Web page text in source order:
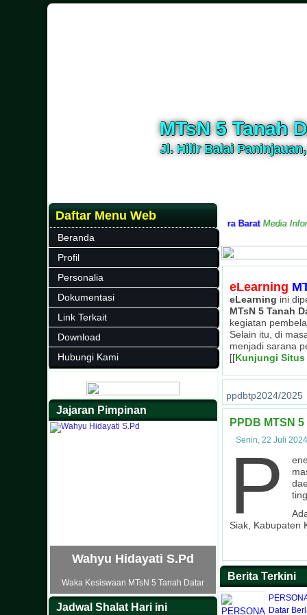
MTsN 5 Tanah
Jl. Hilir Balai
Daftar Menu Web
Beranda
Profil
Personalia
Dokumentasi
Link Terkait
Download
Hubungi Kami
Jajaran Pimpinan
Wahyu Hidayati S.Pd
Waka Kesiswaan MTsN 5 Tanah Datar
Jadwal Shalat Hari ini
Datar, Kabupaten Tanah Datar, Provinsi Sumatera Barat Media
eLearning
eLearning ini
MTsN 5 Tanah
kegiatan
Selain itu, di
menjadi sarana
[[Kunjungi Situs
ppdbtp2024/2025
PPDB MTSN
Senin, 22 Juli 2024
P
Siak, Kabupaten
Berita Terkini
Datar